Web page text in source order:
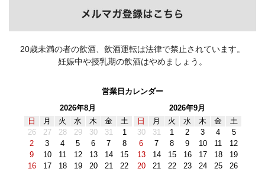
20歳未満の者の飲酒、飲酒運転は法律で禁止されています。
妊娠中や授乳期の飲酒はやめましょう。
営業日カレンダー
2026年8月
日
月 火 水 木 金
土
26
27 28 29 30 31
1
2
3 4 5 6 7
8
9
10 11 12 13 14
15
16
17 18 19 20 21 22
2026年9月
日
月 火 水 木 金
土
30
31 1 2 3 4
5
6
7 8 9 10 11
12
13
14 15 16 17 18
19
20
21 22 23 24 25 26